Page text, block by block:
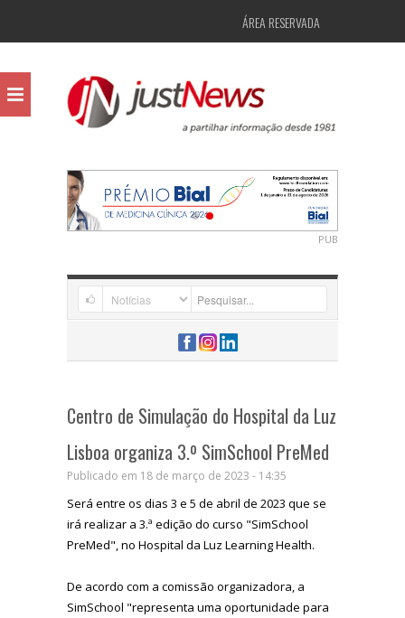
ÁREA RESERVADA
PUB
Centro de Simulação do Hospital da Luz
Lisboa organiza 3.º SimSchool PreMed
Publicado em 18 de março de 2023 - 14:35
Será entre os dias 3 e 5 de abril de 2023 que se
irá realizar a 3.ª edição do curso "SimSchool
PreMed", no Hospital da Luz Learning Health.
De acordo com a comissão organizadora, a
SimSchool "representa uma oportunidade para